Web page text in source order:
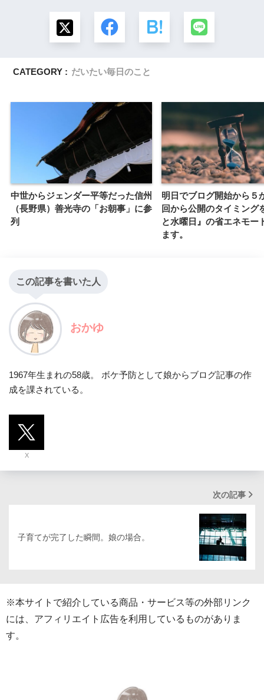
CATEGORY : だいたい毎日のこと
中世からジェンダー平等だった信州
（長野県）善光寺の「お朝事」に参
列
明日でブログ開始から５
回から公開のタイミング
と水曜日』の省エネモー
ます。
この記事を書いた人
おかゆ
1967年生まれの58歳。 ボケ予防として娘からブログ記事の作
成を課されている。
X
次の記事
子育てが完了した瞬間。娘の場合。
※本サイトで紹介している商品・サービス等の外部リンク
には、アフィリエイト広告を利用しているものがありま
す。